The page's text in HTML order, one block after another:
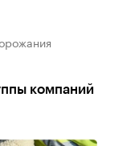
компаний